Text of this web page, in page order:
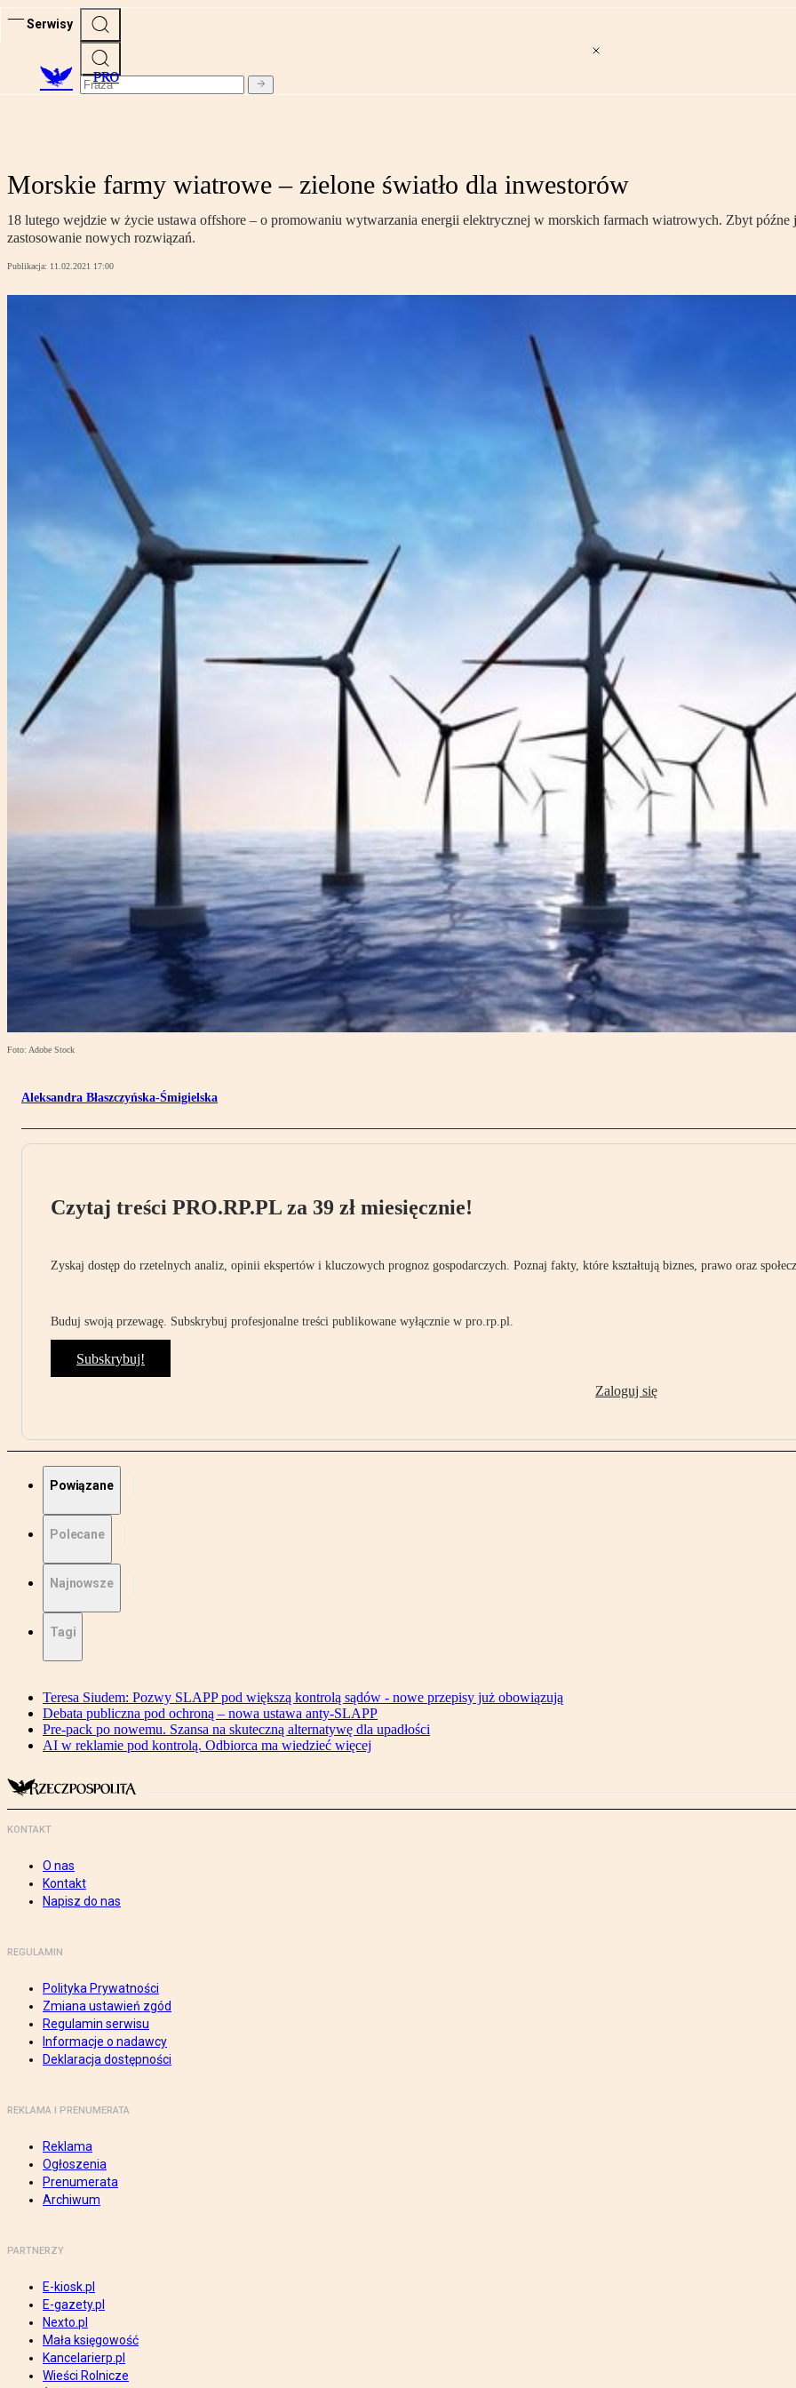
Serwisy
PRO
Morskie farmy wiatrowe – zielone światło dla inwestorów
18 lutego wejdzie w życie ustawa offshore – o promowaniu wytwarzania energii elektrycznej w morskich farmach wiatrowych. Zbyt
zastosowanie nowych rozwiązań.
Publikacja: 11.02.2021 17:00
Foto: Adobe Stock
Aleksandra Błaszczyńska-Śmigielska
Czytaj treści PRO.RP.PL za 39 zł miesięcznie!
Zyskaj dostęp do rzetelnych analiz, opinii ekspertów i kluczowych prognoz gospodarczych. Poznaj fakty, które kształtują biznes, prawo oraz
Buduj swoją przewagę. Subskrybuj profesjonalne treści publikowane wyłącznie w pro.rp.pl.
Subskrybuj!
Zaloguj się
Powiązane
Polecane
Najnowsze
Tagi
Teresa Siudem: Pozwy SLAPP pod większą kontrolą sądów - nowe przepisy już obowiązują
Debata publiczna pod ochroną – nowa ustawa anty-SLAPP
Pre-pack po nowemu. Szansa na skuteczną alternatywę dla upadłości
AI w reklamie pod kontrolą. Odbiorca ma wiedzieć więcej
KONTAKT
O nas
Kontakt
Napisz do nas
REGULAMIN
Polityka Prywatności
Zmiana ustawień zgód
Regulamin serwisu
Informacje o nadawcy
Deklaracja dostępności
REKLAMA I PRENUMERATA
Reklama
Ogłoszenia
Prenumerata
Archiwum
PARTNERZY
E-kiosk.pl
E-gazety.pl
Nexto.pl
Mała księgowość
Kancelarierp.pl
Wieści Rolnicze